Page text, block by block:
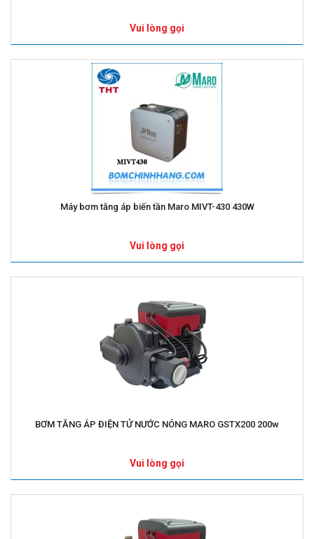
Vui lòng gọi
Máy bơm tăng áp biến tần Maro MIVT-430 430W
Vui lòng gọi
BƠM TĂNG ÁP ĐIỆN TỬ NƯỚC NÓNG MARO GSTX200 200w
Vui lòng gọi